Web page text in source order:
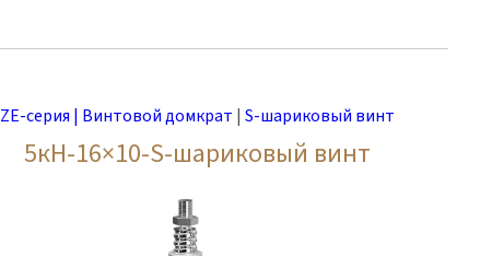
ZE-серия | Винтовой домкрат |S-шариковый винт
5кН-16×10-S-шариковый винт